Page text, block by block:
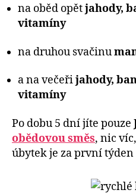
na oběd opětjahody,
vitamíny
na druhou svačinu
a na večeřijahody,
vitamíny
Po dobu 5 dní jíte pouze
obědovou směs, nic
úbytek je za první týden